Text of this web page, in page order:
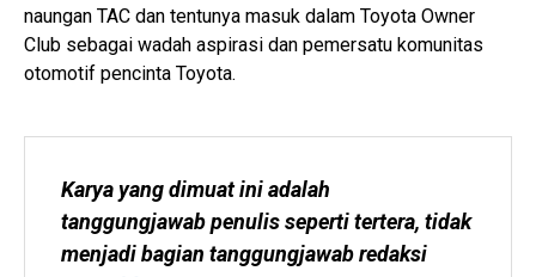
naungan TAC dan tentunya masuk dalam Toyota Owner
Club sebagai wadah aspirasi dan pemersatu komunitas
otomotif pencinta Toyota.
Karya yang dimuat ini adalah
tanggungjawab penulis seperti tertera, tidak